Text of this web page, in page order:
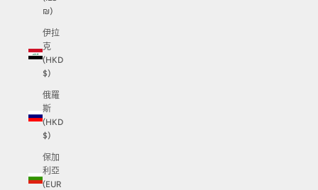
₪)
伊拉
克
(HKD
$)
俄羅
斯
(HKD
$)
保加
利亞
(EUR